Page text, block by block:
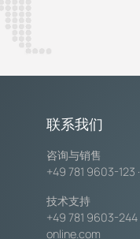
联系我们
咨询与销售
+49 781 9603-123 ·
技术支持
+49 781 9603-244
online.com